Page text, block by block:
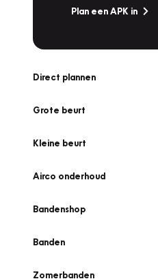
Plan een APK in
Direct plannen
Grote beurt
Kleine beurt
Airco onderhoud
Bandenshop
Banden
Zomerbanden